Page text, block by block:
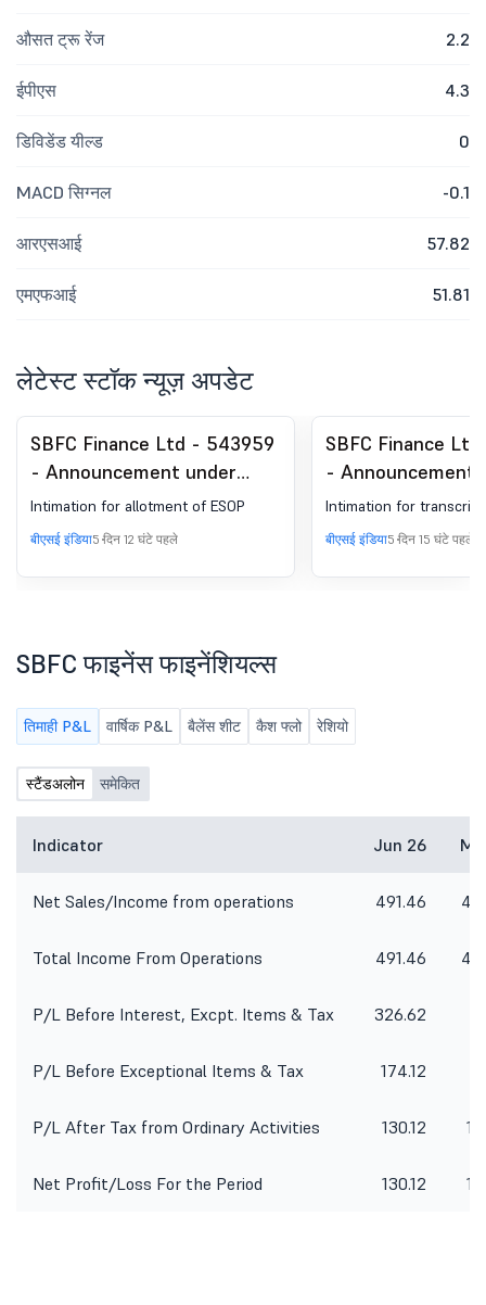
औसत ट्रू रेंज 2.2
ईपीएस 4.3
डिविडेंड यील्ड 0
MACD सिग्नल -0.1
आरएसआई 57.82
एमएफआई 51.81
लेटेस्ट स्टॉक न्यूज़ अपडेट
SBFC Finance Ltd - 543959
- Announcement under
Regulation 30 (LODR)-
Allotment of ESOP / ESPS
Intimation for allotment of ESOP
बीएसई इंडिया5 दिन 12 घंटे पहले
SBFC Finance
- Announcement
Regulation 30
Earnings Call
Intimation for transcript
बीएसई इंडिया5 दिन 15 घंटे पहले
SBFC फाइनेंस फाइनेंशियल्स
तिमाही P&L वार्षिक P&L बैलेंस शीट कैश फ्लो रेशियो
स्टैंडअलोन समेकित
Indicator Jun 26
Net Sales/Income from operations 491.46
Total Income From Operations 491.46
P/L Before Interest, Excpt. Items & Tax 326.62
P/L Before Exceptional Items & Tax 174.12
P/L After Tax from Ordinary Activities 130.12
Net Profit/Loss For the Period 130.12